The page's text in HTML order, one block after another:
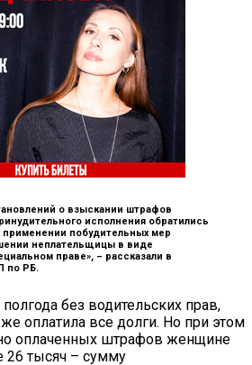
о взыскании штрафов
исполнения обратились
применении побудительных мер
неплательщицы в виде
праве», – рассказали в
по РБ.
без водительских прав,
оплатила все долги. Но при этом
оплаченных штрафов женщине
26 тысяч – сумму